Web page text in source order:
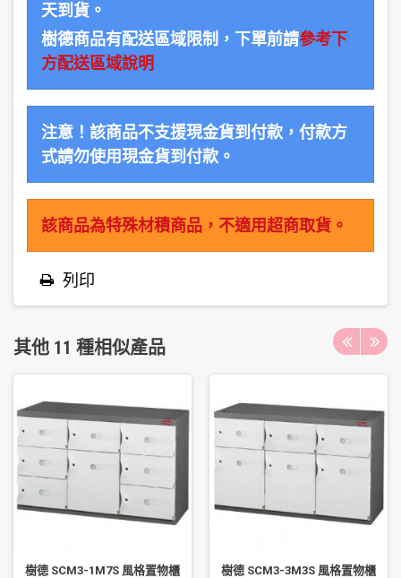
天到貨。
樹德商品有配送區域限制，下單前請參考下
方配送區域說明
注意！該商品不支援現金貨到付款，付款方
式請勿使用現金貨到付款。
該商品為特殊材積商品，不適用超商取貨。
列印
其他 11 種相似產品
樹德 SCM3-1M7S 風格置物櫃 樹德 SCM3-3M3S 風格置物櫃